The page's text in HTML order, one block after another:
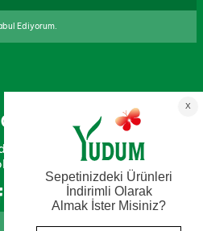
Ediyorum.
Medya
ve kampanyalardan ilk sen
fırsatları yakala!
TAKIP ET..